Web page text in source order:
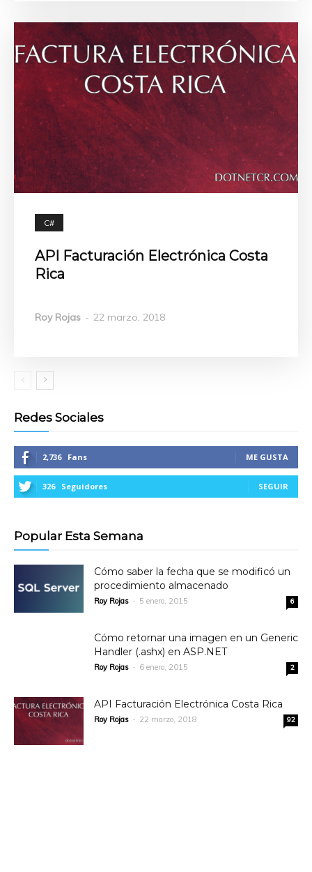
C#
API Facturación Electrónica Costa
Rica
Roy Rojas - 22 marzo, 2018
Redes Sociales
2,736 Fans ME GUSTA
326 Seguidores SEGUIR
Popular Esta Semana
Cómo saber la fecha que se modificó un
procedimiento almacenado
Roy Rojas - 5 enero, 2015 6
Cómo retornar una imagen en un Generic
Handler (.ashx) en ASP.NET
Roy Rojas - 6 enero, 2015 2
API Facturación Electrónica Costa Rica
Roy Rojas - 22 marzo, 2018 92